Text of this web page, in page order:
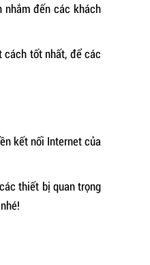
nhắm đến các khách
cách tốt nhất, để các
kết nối Internet của
thiết bị quan trọng